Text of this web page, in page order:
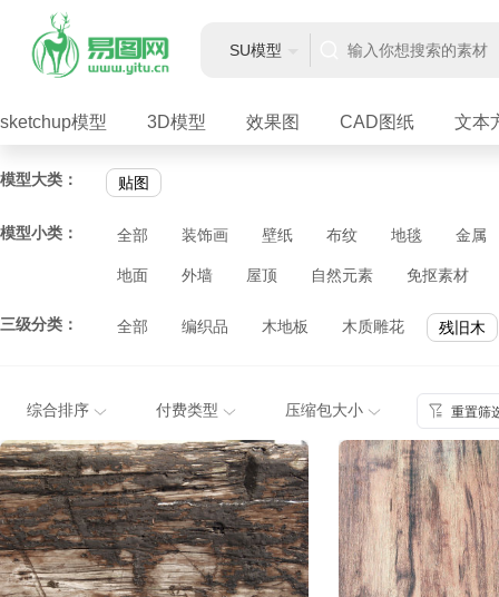
SU模型
sketchup模型 3D模型 效果图 CAD图纸 文本
模型大类： 贴图
模型小类： 全部 装饰画 壁纸 布纹 地毯 金属
地面 外墙 屋顶 自然元素 免抠素材
三级分类： 全部 编织品 木地板 木质雕花 残旧木
综合排序 付费类型 压缩包大小 重置筛